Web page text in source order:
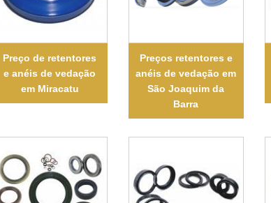
Preço de retentores
e anéis de vedação
em Miracatu
Preços retentores e
anéis de vedação em
São Joaquim da
Barra